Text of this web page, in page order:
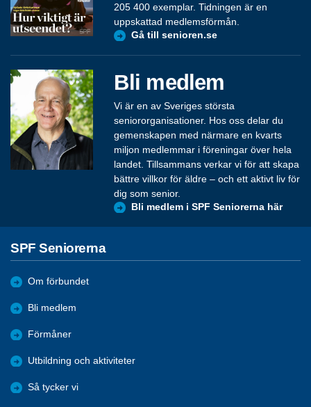
205 400 exemplar. Tidningen är en
uppskattad medlemsförmån.
Gå till senioren.se
Bli medlem
Vi är en av Sveriges största
seniororganisationer. Hos oss delar du
gemenskapen med närmare en kvarts
miljon medlemmar i föreningar över hela
landet. Tillsammans verkar vi för att skapa
bättre villkor för äldre – och ett aktivt liv för
dig som senior.
Bli medlem i SPF Seniorerna här
SPF Seniorerna
Om förbundet
Bli medlem
Förmåner
Utbildning och aktiviteter
Så tycker vi